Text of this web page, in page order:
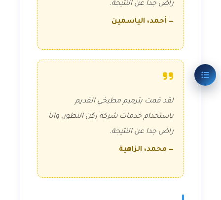
راض جدا عن النتيجة.
— أحمد، الياسمين
لقد قمت بترميم مطبخي القديم
باستخدام خدمات شركة ركن التطور، وانا
راض جدا عن النتيجة.
— محمد، الزاهية